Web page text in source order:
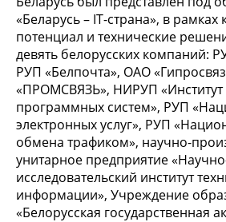
«Беларусь – IT-страна», в рамках
потенциал и технические
девять белорусских компаний:
РУП «Белпочта», ОАО
«ПРОМСВЯЗЬ», НИРУП «Институт
программных систем», РУП
электронных услуг», РУП
обмена трафиком», научно-
унитарное предприятие
исследовательский институт
информации», Учреждение
«Белорусская государственная